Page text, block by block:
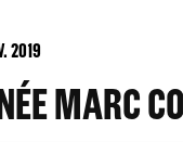
2019
MARC